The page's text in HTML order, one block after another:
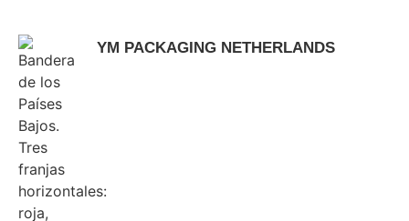
YM PACKAGING NETHERLANDS